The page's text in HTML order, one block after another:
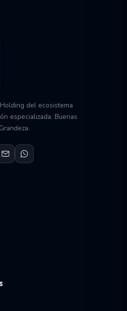
Holding del ecosistema
especializada. Buenas